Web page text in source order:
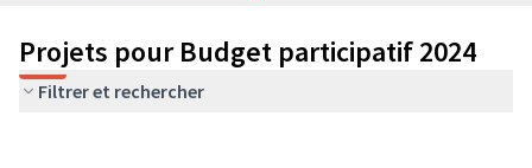
Projets pour Budget participatif 2024
Filtrer et rechercher